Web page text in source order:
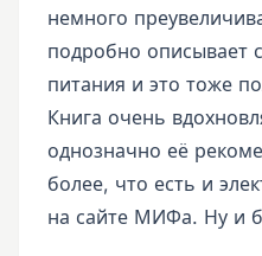
немного
подробно описывает
питания и это тоже
Книга очень
однозначно её
более, что есть и
на сайте МИФа. Ну и